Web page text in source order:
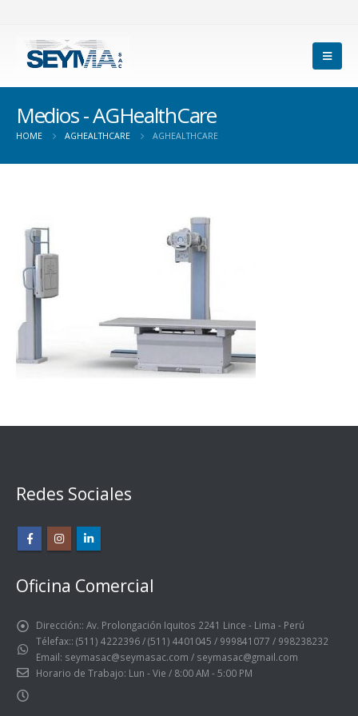
Medios - AGHealthCare
HOME AGHEALTHCARE AGHEALTHCARE
Redes Sociales
Oficina Comercial
Dirección:: Av. Prolongación Iquitos 2241 Lince - Lima - Perú
Télefax:: (511) 4222396 / (511) 4401045 / 999841077 / 998238232
Email: seymasac@seymasac.com / seymasac@gmail.com
Horario de Trabajo: Lun - Vie / 8:00 AM - 5:00 PM